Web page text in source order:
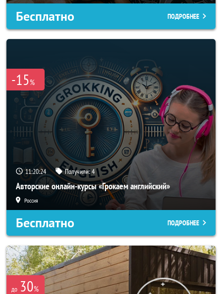
Бесплатно ПОДРОБНЕЕ
-15%
11:20:22 Получили:4
Авторские онлайн-курсы «Грокаем английский»
Россия
Бесплатно ПОДРОБНЕЕ
до 30%